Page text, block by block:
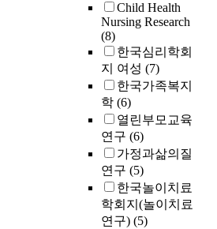
Child Health
Nursing Research
(8)
한국심리학회
지 여성 (7)
한국가족복지
학 (6)
열린부모교육
연구 (6)
가정과삶의질
연구 (5)
한국놀이치료
학회지(놀이치료
연구) (5)